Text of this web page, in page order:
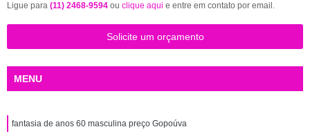
Ligue para (11) 2468-9594 ou clique aqui e entre em contato por email.
Solicite um orçamento
MENU
fantasia de anos 60 masculina preço Gopoúva